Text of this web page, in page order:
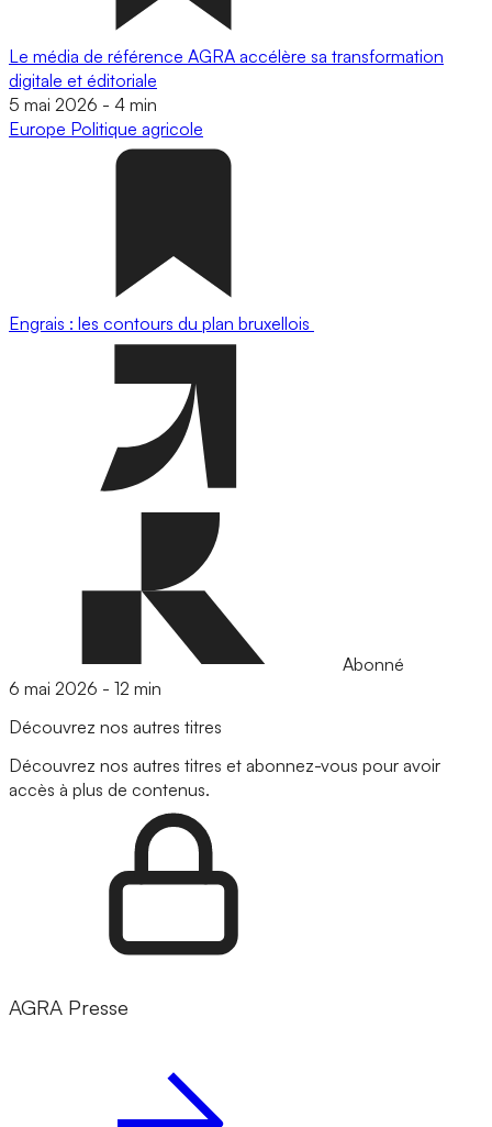
Le média de référence AGRA accélère sa transformation
digitale et éditoriale
5 mai 2026 - 4 min
Europe Politique agricole
Engrais : les contours du plan bruxellois
Abonné
6 mai 2026 - 12 min
Découvrez nos autres titres
Découvrez nos autres titres et abonnez-vous pour avoir
accès à plus de contenus.
AGRA Presse